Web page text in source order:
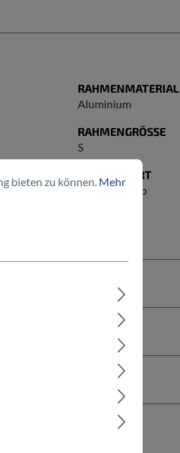
RAHMENMATERIAL
Aluminium
RAHMENGRÖSSE
S
ANTRIEBSART
Kettenantrieb
bieten zu können. Mehr